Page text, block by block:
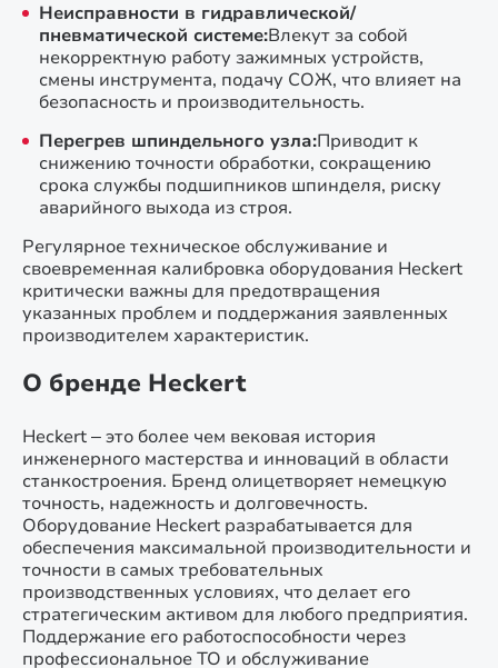
Неисправности в гидравлической/
пневматической системе:Влекут за собой
некорректную работу зажимных устройств,
смены инструмента, подачу СОЖ, что влияет на
безопасность и производительность.
Перегрев шпиндельного узла:Приводит к
снижению точности обработки, сокращению
срока службы подшипников шпинделя, риску
аварийного выхода из строя.
Регулярное техническое обслуживание и
своевременная калибровка оборудования Heckert
критически важны для предотвращения
указанных проблем и поддержания заявленных
производителем характеристик.
О бренде Heckert
Heckert – это более чем вековая история
инженерного мастерства и инноваций в области
станкостроения. Бренд олицетворяет немецкую
точность, надежность и долговечность.
Оборудование Heckert разрабатывается для
обеспечения максимальной производительности и
точности в самых требовательных
производственных условиях, что делает его
стратегическим активом для любого предприятия.
Поддержание его работоспособности через
профессиональное ТО и обслуживание